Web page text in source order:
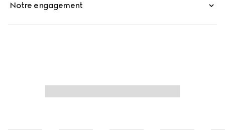
Notre engagement